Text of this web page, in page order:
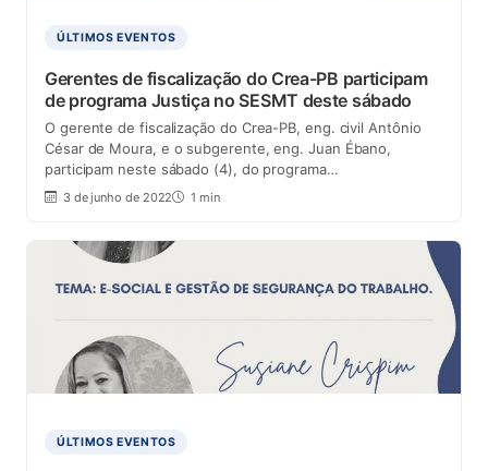
ÚLTIMOS EVENTOS
Gerentes de fiscalização do Crea-PB participam
de programa Justiça no SESMT deste sábado
O gerente de fiscalização do Crea-PB, eng. civil Antônio
César de Moura, e o subgerente, eng. Juan Ébano,
participam neste sábado (4), do programa…
3 de junho de 2022 1 min
ÚLTIMOS EVENTOS